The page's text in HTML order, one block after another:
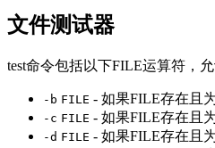
文件测试器
test命令包括以下FILE运算符，
-b FILE - 如果FILE存在且
-c FILE - 如果FILE存在且
-d FILE - 如果FILE存在且